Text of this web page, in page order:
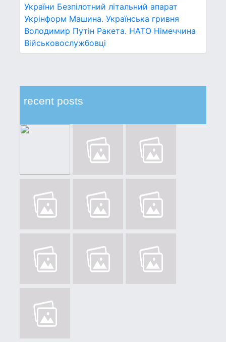
України Безпілотний літальний апарат
Укрінформ Машина. Українська гривня
Володимир Путін Ракета. НАТО Німеччина
Військовослужбовці
recent posts